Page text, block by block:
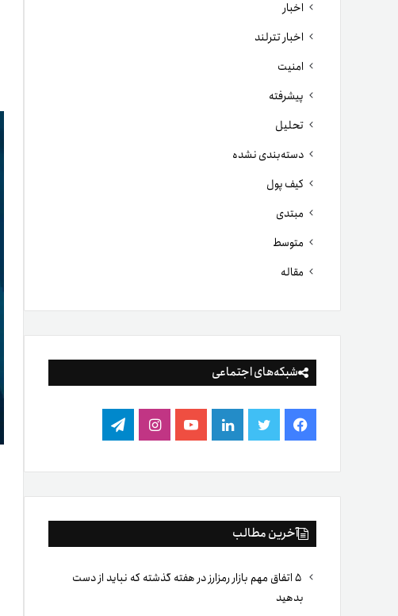
اخبار
اخبار تترلند
امنیت
پیشرفته
تحلیل
دسته‌بندی نشده
کیف پول
مبتدی
متوسط
مقاله
شبکه‌های اجتماعی
فیس
بوک
توییتر لینکدینیوتیوباینستاگرام
تلگرام
آخرین مطالب
۵ اتفاق مهم بازار رمزارز در هفته گذشته که نباید از دست
بدهید